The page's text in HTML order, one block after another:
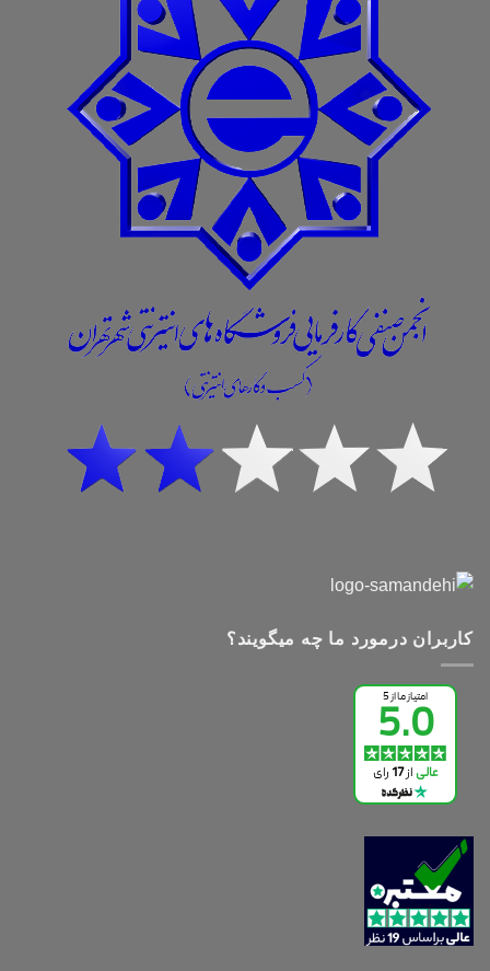
کاربران درمورد ما چه میگویند؟